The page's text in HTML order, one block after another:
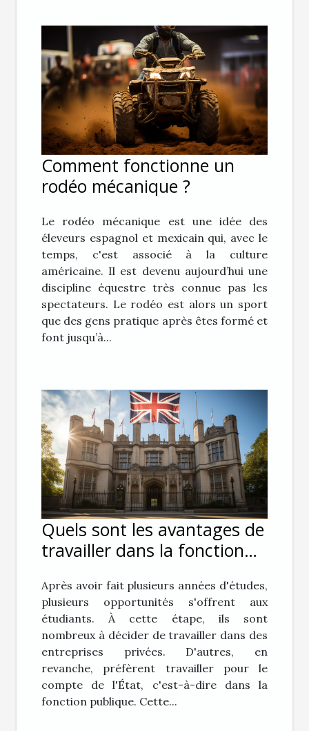
Comment fonctionne un
rodéo mécanique ?
Le rodéo mécanique est une idée des
éleveurs espagnol et mexicain qui, avec le
temps, c'est associé à la culture
américaine. Il est devenu aujourd’hui une
discipline équestre très connue pas les
spectateurs. Le rodéo est alors un sport
que des gens pratique après êtes formé et
font jusqu’à...
Quels sont les avantages de
travailler dans la fonction
Après avoir fait plusieurs années d'études,
plusieurs opportunités s'offrent aux
étudiants. À cette étape, ils sont
nombreux à décider de travailler dans des
entreprises privées. D'autres, en
revanche, préfèrent travailler pour le
compte de l'État, c'est-à-dire dans la
fonction publique. Cette...